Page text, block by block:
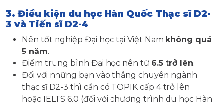
3. Điều kiện du học Hàn Quốc Thạc sĩ D2-
3 và Tiến sĩ D2-4
Nên tốt nghiệp Đại học tại Việt Nam không quá
5 năm.
Điểm trung bình Đại học nên từ 6.5 trở lên.
Đối với những bạn vào thẳng chuyên ngành
thạc sĩ D2-3 thì cần có TOPIK cấp 4 trở lên
hoặc IELTS 6.0 (đối với chương trình du học Hàn